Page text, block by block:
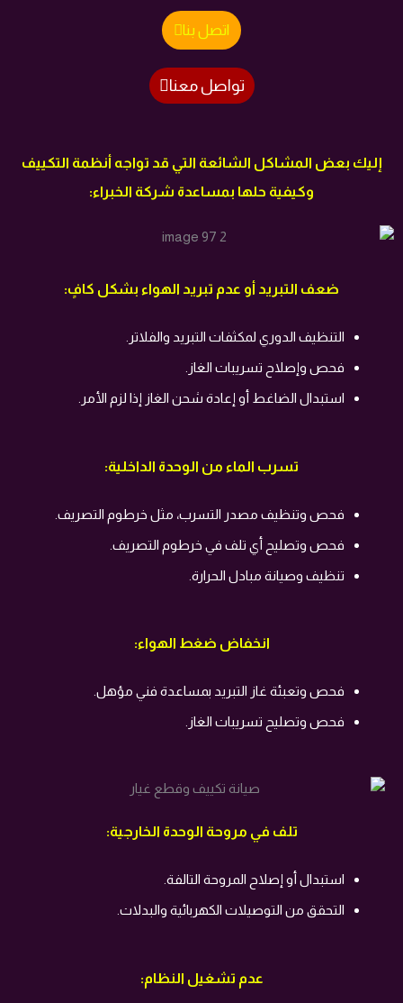
اتصل بنا
تواصل معنا
إليك بعض المشاكل الشائعة التي قد تواجه أنظمة التكييف
وكيفية حلها بمساعدة شركة الخبراء:
ضعف التبريد أو عدم تبريد الهواء بشكل كافٍ:
التنظيف الدوري لمكثفات التبريد والفلاتر.
فحص وإصلاح تسريبات الغاز.
استبدال الضاغط أو إعادة شحن الغاز إذا لزم الأمر.
تسرب الماء من الوحدة الداخلية:
فحص وتنظيف مصدر التسرب، مثل خرطوم التصريف.
فحص وتصليح أي تلف في خرطوم التصريف.
تنظيف وصيانة مبادل الحرارة.
انخفاض ضغط الهواء:
فحص وتعبئة غاز التبريد بمساعدة فني مؤهل.
فحص وتصليح تسريبات الغاز.
تلف في مروحة الوحدة الخارجية:
استبدال أو إصلاح المروحة التالفة.
التحقق من التوصيلات الكهربائية والبدلات.
عدم تشغيل النظام: